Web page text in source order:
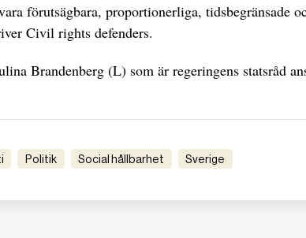
förutsägbara, proportionerliga, tidsbegränsade
Civil rights defenders.
Brandenberg (L) som är regeringens statsråd
Politik Social hållbarhet Sverige